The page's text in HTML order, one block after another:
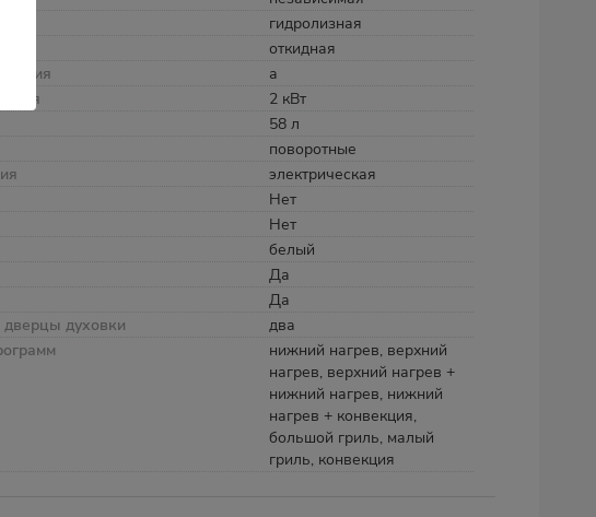
гидролизная
откидная
а
2 кВт
58 л
поворотные
электрическая
Нет
Нет
белый
Да
Да
дверцы духовки
два
нижний нагрев, верхний
нагрев, верхний нагрев +
нижний нагрев, нижний
нагрев + конвекция,
большой гриль, малый
гриль, конвекция